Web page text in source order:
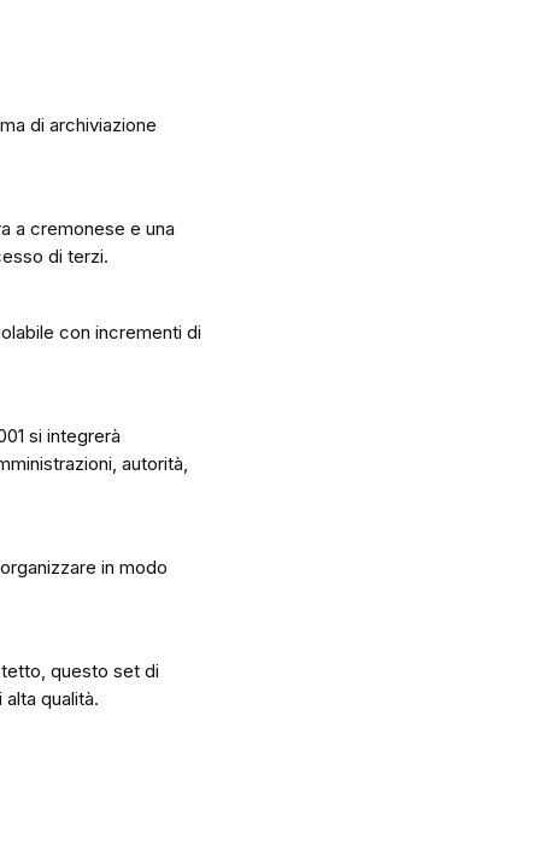
di archiviazione
a cremonese e una
di terzi.
con incrementi di
si integrerà
autorità,
in modo
questo set di
qualità.